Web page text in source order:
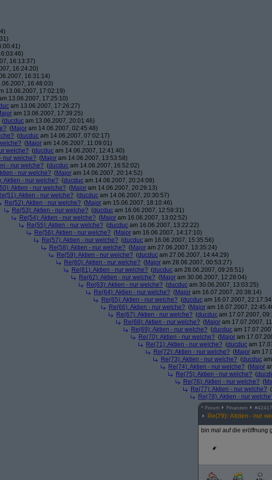
16:13:37)
16:24:20)
16:31:14)
16:48:03)
13.06.2007, 17:02:19)
13.06.2007, 17:25:10)
am 13.06.2007, 17:26:27)
am 13.06.2007, 17:39:25)
(ducduc am 13.06.2007, 20:01:46)
(Major am 14.06.2007, 02:45:48)
(ducduc am 14.06.2007, 07:02:17)
(Major am 14.06.2007, 11:09:01)
welche? (ducduc am 14.06.2007, 12:41:40)
nur welche? (Major am 14.06.2007, 13:53:58)
- nur welche? (ducduc am 14.06.2007, 16:52:02)
- nur welche? (Major am 14.06.2007, 20:14:52)
Aktien - nur welche? (ducduc am 14.06.2007, 20:24:08)
Aktien - nur welche? (Major am 14.06.2007, 20:29:13)
Aktien - nur welche? (ducduc am 14.06.2007, 20:30:57)
Re(52): Aktien - nur welche? (Major am 15.06.2007, 18:10:46)
Re(53): Aktien - nur welche? (ducduc am 16.06.2007, 12:59:31)
Re(54): Aktien - nur welche? (Major am 16.06.2007, 13:02:52)
Re(55): Aktien - nur welche? (ducduc am 16.06.2007, 13:22:22)
Re(56): Aktien - nur welche? (Major am 16.06.2007, 14:17:10)
Re(57): Aktien - nur welche? (ducduc am 16.06.2007, 15:35:56)
Re(58): Aktien - nur welche? (Major am 27.06.2007, 13:35:24)
Re(59): Aktien - nur welche? (ducduc am 27.06.2007, 14:44:29)
Re(60): Aktien - nur welche? (Major am 28.06.2007, 00:53:27)
Re(61): Aktien - nur welche? (ducduc am 28.06.2007, 09:26:51)
Re(62): Aktien - nur welche? (Major am 30.06.2007, 12:28:04)
Re(63): Aktien - nur welche? (ducduc am 30.06.2007, 13:03:25)
Re(64): Aktien - nur welche? (Major am 16.07.2007, 20:38:14)
Re(65): Aktien - nur welche? (ducduc am 16.07.2007,
Re(66): Aktien - nur welche? (Major am 16.07.2007,
Re(67): Aktien - nur welche? (ducduc am 17.07.2007,
Re(68): Aktien - nur welche? (Major am 17.07.2007,
Re(69): Aktien - nur welche? (ducduc am
Re(70): Aktien - nur welche? (Major am
Re(71): Aktien - nur welche? (ducduc am
Re(72): Aktien - nur welche? (Major am
Re(73): Aktien - nur welche? (ducduc
Re(74): Aktien - nur welche? (Major
Re(75): Aktien - nur welche? (
Re(76): Aktien - nur welche? (
Re(77): Aktien - nur welche? (
Re(78): Aktien - nur
^ Forum Finanzen #
Re(79): Aktien - nur
bin mal auf die eröffnung